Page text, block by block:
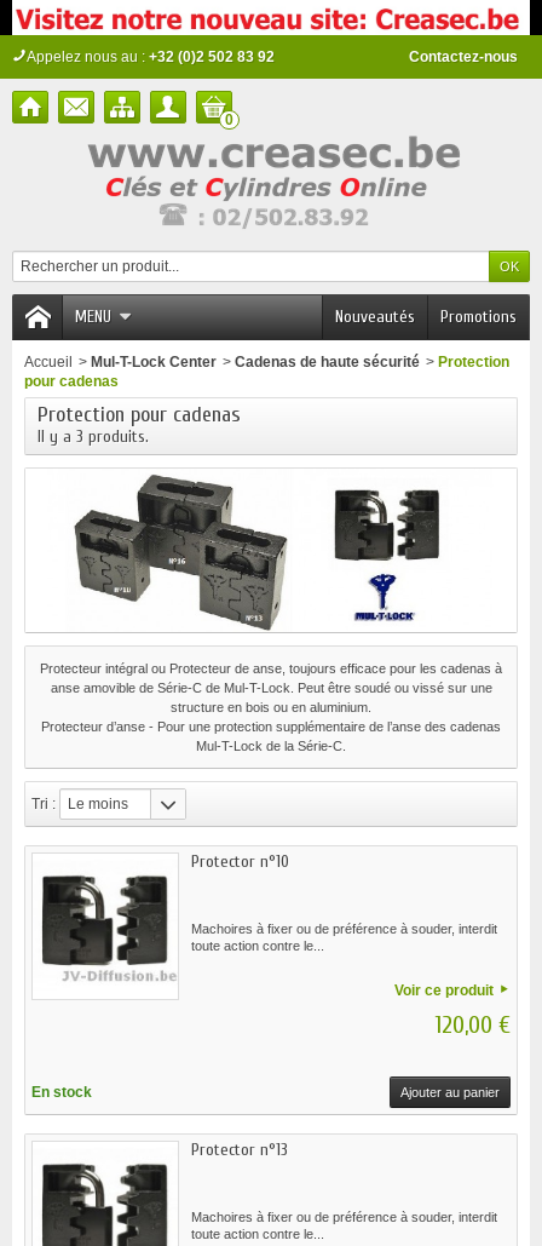
Contactez-nous
Appelez nous au : +32 (0)2 502 83 92
0
MENU Promotions
Nouveautés
Accueil > Mul-T-Lock Center > Cadenas de haute sécurité > Protection
pour cadenas
Protection pour cadenas
Il y a 3 produits.
Protecteur intégral ou Protecteur de anse, toujours efficace pour les cadenas à
anse amovible de Série-C de Mul-T-Lock. Peut être soudé ou vissé sur une
structure en bois ou en aluminium.
Protecteur d’anse - Pour une protection supplémentaire de l’anse des cadenas
Mul-T-Lock de la Série-C.
Tri :
Le moins
Protector n°10
Machoires à fixer ou de préférence à souder, interdit
toute action contre le...
Voir ce produit
120,00 €
En stock Ajouter au panier
Protector n°13
Machoires à fixer ou de préférence à souder, interdit
toute action contre le...